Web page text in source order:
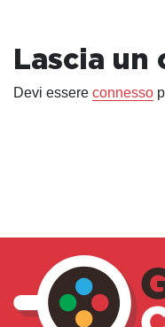
Lascia un
Devi essere connesso